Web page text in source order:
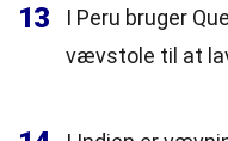
13
I Peru bruger
vævstole til at